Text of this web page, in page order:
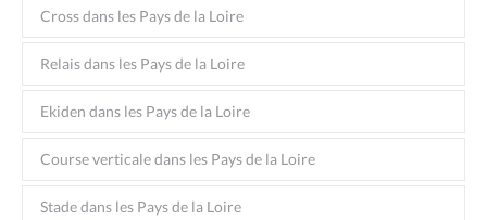
Cross dans les Pays de la Loire
Relais dans les Pays de la Loire
Ekiden dans les Pays de la Loire
Course verticale dans les Pays de la Loire
Stade dans les Pays de la Loire